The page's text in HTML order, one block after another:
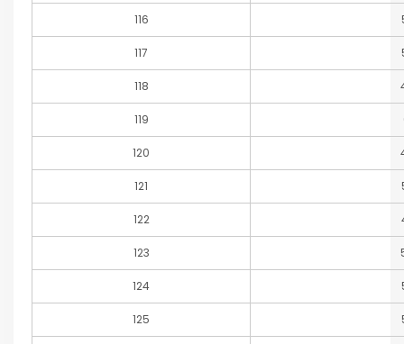
116
117
118
119
120
121
122
123
124
125